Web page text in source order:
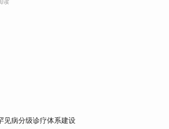
见病分级诊疗体系建设